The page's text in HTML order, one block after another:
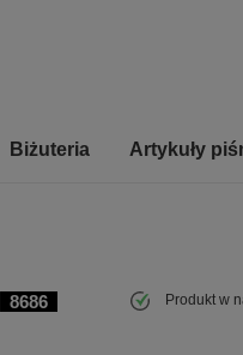
Biżuteria Artykuły
8686 Produkt w